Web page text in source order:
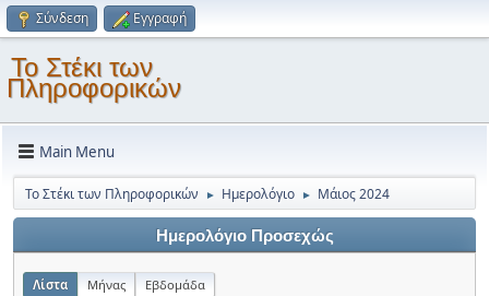
Σύνδεση Εγγραφή
Το Στέκι των
Πληροφορικών
Main Menu
Το Στέκι των Πληροφορικών ► Ημερολόγιο ► Μάιος 2024
Ημερολόγιο Προσεχώς
Λίστα Μήνας Εβδομάδα